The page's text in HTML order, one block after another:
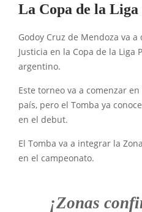
La Copa de la Liga
Godoy Cruz de Mendoza va
Justicia en la Copa de la Liga
argentino.
Este torneo va a comenzar
país, pero el Tomba ya
en el debut.
El Tomba va a integrar la
en el campeonato.
¡Zonas